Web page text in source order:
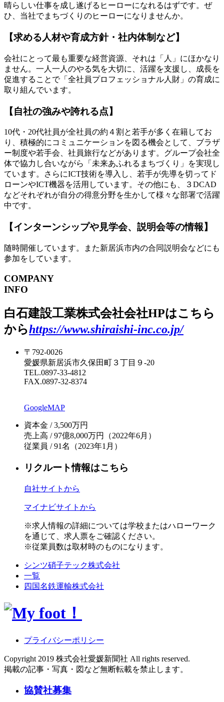
晴らしい仕事を成し遂げるヒーローになれるはずです。ぜ
ひ、当社でまちづくりのヒーローになりませんか。
【求める人材や育成方針・社内体制など】
会社にとって最も重要な経営資源、それは「人」にほかなり
ません。一人一人のやる気を大切に、活躍を支援し、成長を
促進することで「全社員プロフェッショナル人財」の育成に
取り組んでいます。
【自社の強みや誇れる点】
10代・20代社員が全社員の約４割と若手が多く在籍してお
り、積極的にコミュニケーションを図る機会として、ブラザ
ー制度や若手会、社員旅行などがあります。グループ会社全
体で協力し合いながら「未来あふれるまちづくり」を実現し
ています。さらにICT技術を導入し、若手が先導を切ってド
ローンやICT機器を活用しています。その他にも、３DCAD
などそれぞれが自分の得意分野を生かして様々な部署で活躍
中です。
【インターンシップや見学会、説明会等の情報】
随時開催しています。また新居浜市内の合同説明会などにも
参加をしています。
COMPANY
INFO
白石建設工業株式会社会社HPはこちら
からhttps://www.shiraishi-inc.co.jp/
〒792-0026
愛媛県新居浜市久保田町３丁目９-20
TEL.0897-33-4812
FAX.0897-32-8374
GoogleMAP
資本金 / 3,500万円
売上高 / 97億8,000万円
（2022年6月）
従業員 / 91名
（2023年1月）
リクルート情報はこちら
自社サイトから
マイナビサイトから
※求人情報の詳細については学校またはハローワーク
を通じて、求人票をご確認ください。
※従業員数は取材時のものになります。
シンツ硝子テック株式会社
一覧
四国名鉄運輸株式会社
プライバシーポリシー
Copyright 2019 株式会社愛媛新聞社 All rights reserved.
掲載の記事・写真・図など無断転載を禁止します。
協賛社募集